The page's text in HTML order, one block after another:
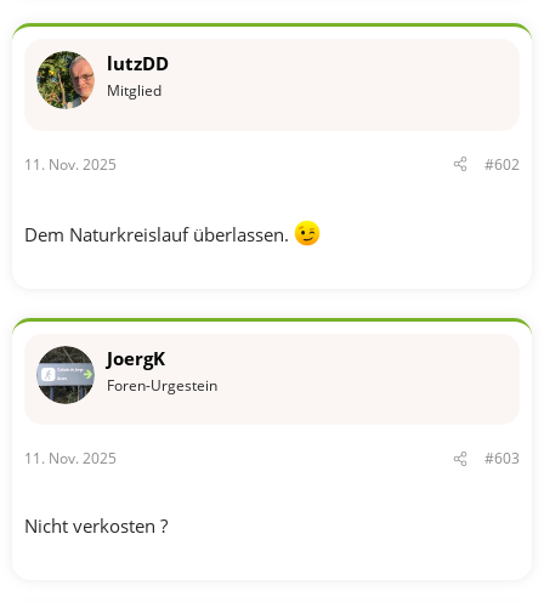
lutzDD
Mitglied
11. Nov. 2025 #602
Dem Naturkreislauf überlassen.
JoergK
Foren-Urgestein
11. Nov. 2025 #603
Nicht verkosten ?